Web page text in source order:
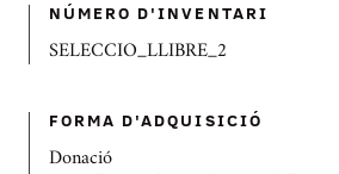
NÚMERO D'INVENTARI
SELECCIO_LLIBRE_2
FORMA D'ADQUISICIÓ
Donació